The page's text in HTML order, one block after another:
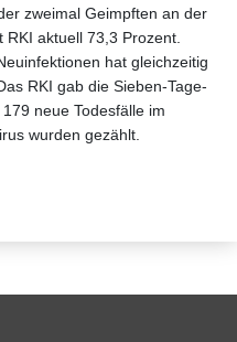
zweimal Geimpften an der
aktuell 73,3 Prozent.
hat gleichzeitig
RKI gab die Sieben-Tage-
neue Todesfälle im
wurden gezählt.